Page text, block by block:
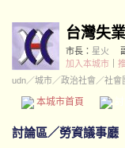
台灣失
市長： 星火
加入本城市
udn／城市／政治社會 ／社會
本城市首頁
討論區／勞資議事廳